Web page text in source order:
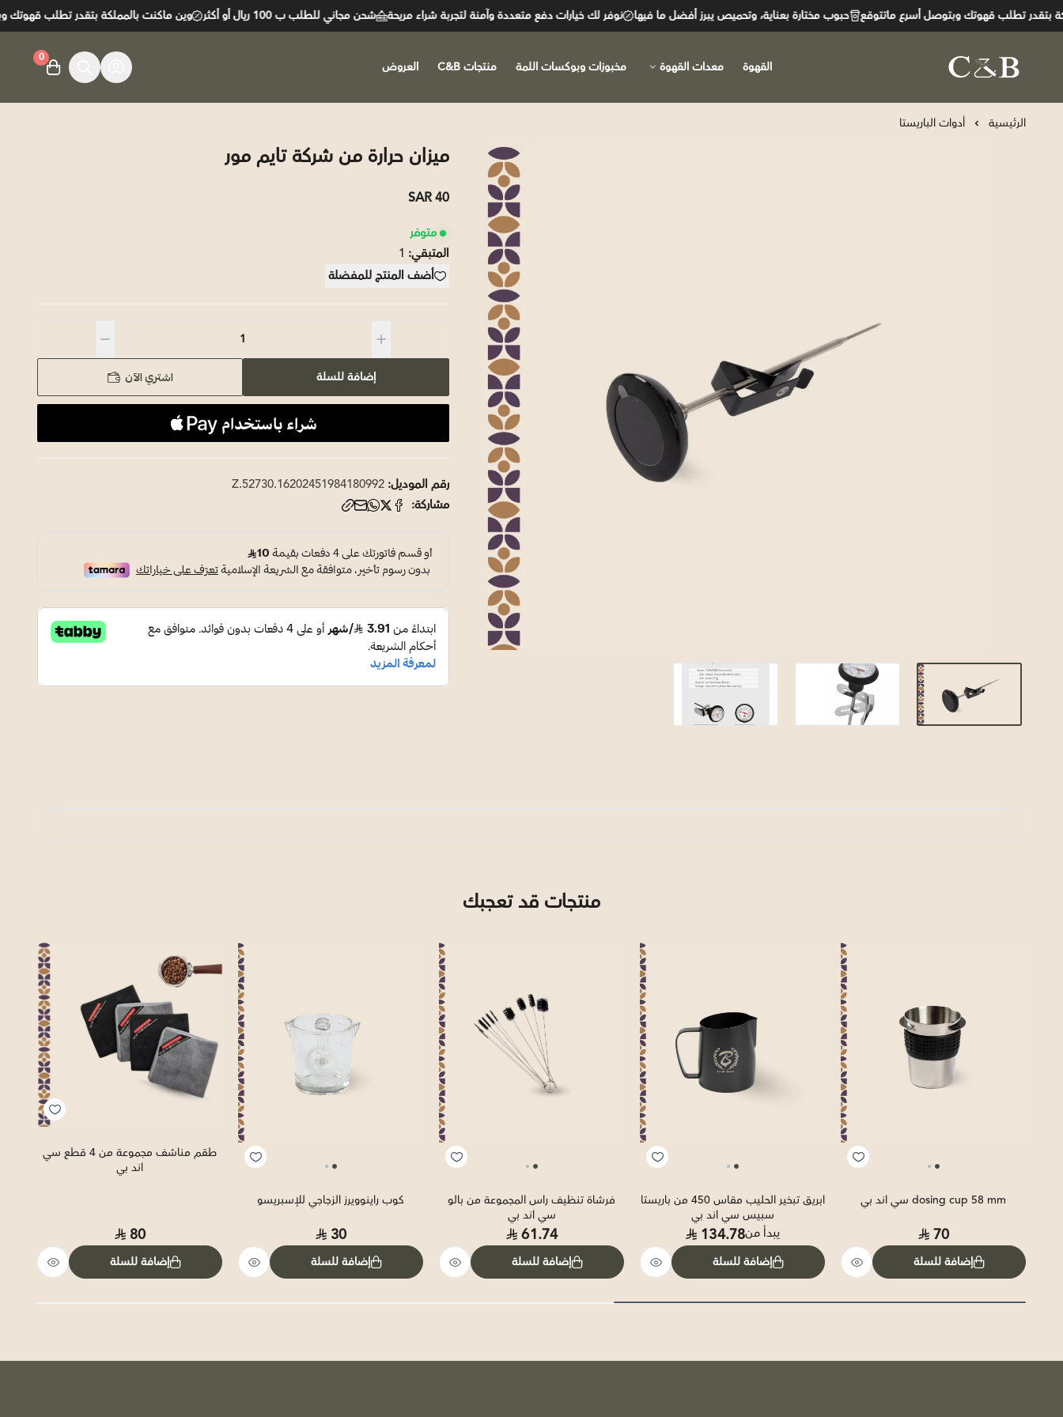
تطلب قهوتك وبتوصل أسرع ماتتوقع حبوب مختارة بعناية، وتحميص يبرز أفضل ما فيها نوفر لك خيارات دفع متعددة وآمنة لتجربة شراء مريحة شحن مجاني للطلب ب 100 ريال أو أكثر وين ماكنت بالمملكة بتقدر تطلب قهوتك
C&B القهوة معدات القهوة مخبوزات وبوكسات اللمة منتجات C&B العروض
0
الرئيسية أدوات الباريستا
ميزان حرارة من شركة تايم مور
40 SAR
متوفر
المتبقي: 1
أضف المنتج للمفضلة
إضافة للسلة اشتري الآن
رقم الموديل:Z.52730.16202451984180992
مشاركة:
منتجات قد تعجبك
dosing cup 58 mm سي اند بي
70
إضافة للسلة
ابريق تبخير الحليب مقاس 450 من باريستا
سبيس سي اند بي
يبدأ من134.78
إضافة للسلة
فرشاة تنظيف راس المجموعة من بالو
سي اند بي
61.74
إضافة للسلة
كوب راينوويرز الزجاجي للإسبريسو
30
إضافة للسلة
طقم مناشف مجموعة من 4 قطع سي
اند بي
80
إضافة للسلة